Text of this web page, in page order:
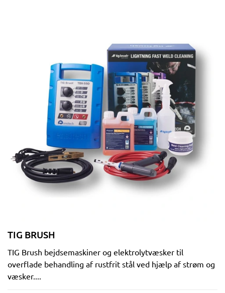
TIG BRUSH
TIG Brush bejdsemaskiner og elektrolytvæsker til
overflade behandling af rustfrit stål ved hjælp af strøm og
væsker....